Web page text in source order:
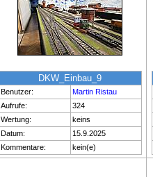
DKW_Einbau_9
Benutzer:
Martin Ristau
Aufrufe:
324
Wertung:
keins
Datum:
15.9.2025
Kommentare:
kein(e)